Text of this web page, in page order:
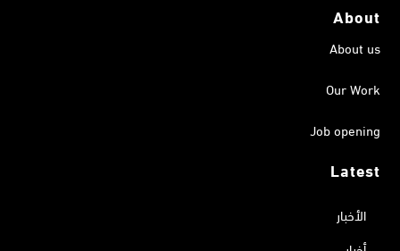
About
About us
Our Work
Job opening
Latest
الأخبار